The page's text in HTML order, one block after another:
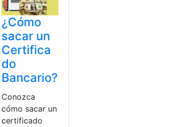
¿Cómo
sacar un
Certifica
do
Bancario?
Conozca
cómo sacar un
certificado